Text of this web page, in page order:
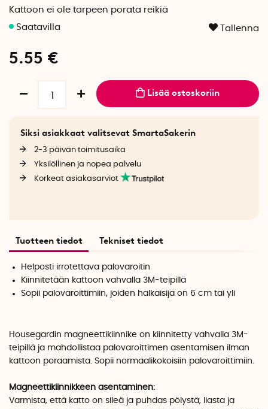
Kattoon ei ole tarpeen porata reikiä
Tallenna
5.55 €
Lisää ostoskoriin
Siksi asiakkaat valitsevat SmartaSakerin
2-3 päivän toimitusaika
Yksilöllinen ja nopea palvelu
Korkeat asiakasarviot
Tuotteen tiedot Tekniset tiedot
Helposti irrotettava palovaroitin
Kiinnitetään kattoon vahvalla 3M-teipillä
Sopii palovaroittimiin, joiden halkaisija on 6 cm tai yli
Housegardin magneettikiinnike on kiinnitetty vahvalla 3M-
teipillä ja mahdollistaa palovaroittimen asentamisen ilman
kattoon poraamista. Sopii normaalikokoisiin palovaroittimiin.
Magneettikiinnikkeen asentaminen:
Varmista, että katto on sileä ja puhdas pölystä, liasta ja